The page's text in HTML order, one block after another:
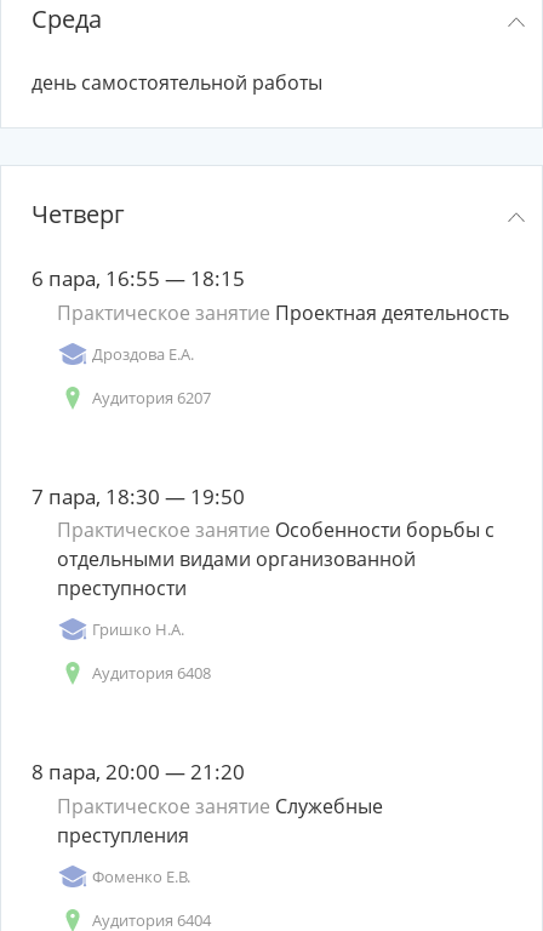
Среда
день самостоятельной работы
Четверг
6 пара, 16:55 — 18:15
Практическое занятие Проектная деятельность
Дроздова Е.А.
Аудитория 6207
7 пара, 18:30 — 19:50
Практическое занятие Особенности борьбы с
отдельными видами организованной
преступности
Гришко Н.А.
Аудитория 6408
8 пара, 20:00 — 21:20
Практическое занятие Служебные
преступления
Фоменко Е.В.
Аудитория 6404